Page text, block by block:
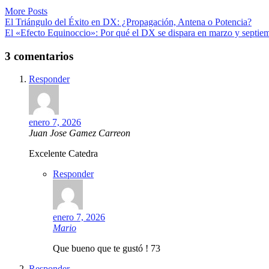
More Posts
Navegación
de
entradas
El Triángulo del Éxito en DX: ¿Propagación, Antena o Potencia?
El «Efecto Equinoccio»: Por qué el DX se dispara en marzo y
3 comentarios
Responder
enero 7, 2026
Juan Jose Gamez Carreon
Excelente Catedra
Responder
enero 7, 2026
Mario
Que bueno que te gustó ! 73